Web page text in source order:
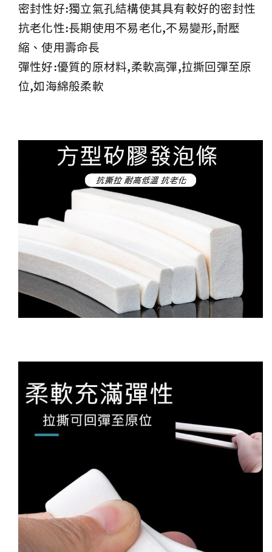
密封性好:獨立氣孔結構使其具有較好的密封性
抗老化性:長期使用不易老化,不易變形,耐壓
縮、使用壽命長
彈性好:優質的原材料,柔軟高彈,拉撕回彈至原
位,如海綿般柔軟